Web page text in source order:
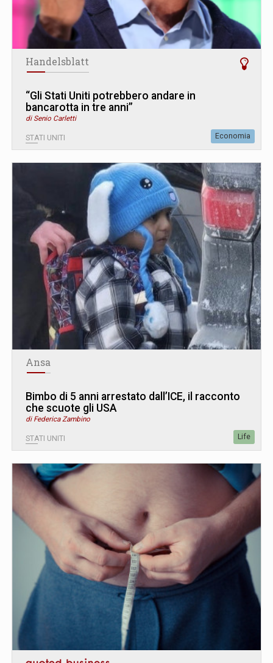
Handelsblatt
“Gli Stati Uniti potrebbero andare in
bancarotta in tre anni”
di Senio Carletti
STATI UNITI Economia
Ansa
Bimbo di 5 anni arrestato dall’ICE, il racconto
che scuote gli USA
di Federica Zambino
STATI UNITI Life